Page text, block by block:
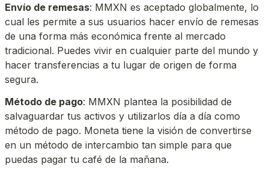
Envío de remesas: MMXN es aceptado globalmente, lo
cual les permite a sus usuarios hacer envío de remesas
de una forma más económica frente al mercado
tradicional. Puedes vivir en cualquier parte del mundo y
hacer transferencias a tu lugar de origen de forma
segura.
Método de pago: MMXN plantea la posibilidad de
salvaguardar tus activos y utilizarlos día a día como
método de pago. Moneta tiene la visión de convertirse
en un método de intercambio tan simple para que
puedas pagar tu café de la mañana.